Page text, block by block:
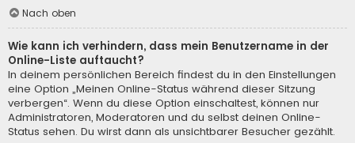
Nach oben
Wie kann ich verhindern, dass mein Benutzername in der
Online-Liste auftaucht?
In deinem persönlichen Bereich findest du in den Einstellungen
eine Option „Meinen Online-Status während dieser Sitzung
verbergen“. Wenn du diese Option einschaltest, können nur
Administratoren, Moderatoren und du selbst deinen Online-
Status sehen. Du wirst dann als unsichtbarer Besucher gezählt.